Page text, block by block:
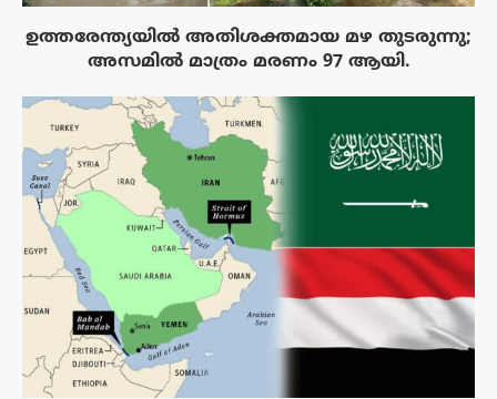
ഉത്തരേന്ത്യയിൽ അതിശക്തമായ മഴ തുടരുന്നു;
അസമിൽ മാത്രം മരണം 97 ആയി.